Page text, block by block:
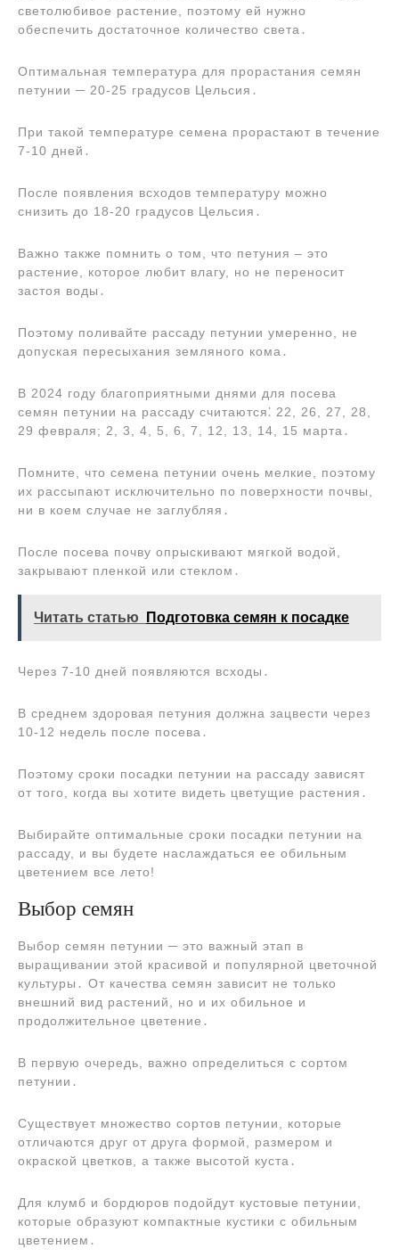
светолюбивое растение, поэтому ей нужно
обеспечить достаточное количество света․
Оптимальная температура для прорастания семян
петунии ─ 20-25 градусов Цельсия․
При такой температуре семена прорастают в течение
7-10 дней․
После появления всходов температуру можно
снизить до 18-20 градусов Цельсия․
Важно также помнить о том, что петуния ‒ это
растение, которое любит влагу, но не переносит
застоя воды․
Поэтому поливайте рассаду петунии умеренно, не
допуская пересыхания земляного кома․
В 2024 году благоприятными днями для посева
семян петунии на рассаду считаются⁚ 22, 26, 27, 28,
29 февраля; 2, 3, 4, 5, 6, 7, 12, 13, 14, 15 марта․
Помните, что семена петунии очень мелкие, поэтому
их рассыпают исключительно по поверхности почвы,
ни в коем случае не заглубляя․
После посева почву опрыскивают мягкой водой,
закрывают пленкой или стеклом․
Читать статью Подготовка семян к посадке
Через 7-10 дней появляются всходы․
В среднем здоровая петуния должна зацвести через
10-12 недель после посева․
Поэтому сроки посадки петунии на рассаду зависят
от того, когда вы хотите видеть цветущие растения․
Выбирайте оптимальные сроки посадки петунии на
рассаду, и вы будете наслаждаться ее обильным
цветением все лето!
Выбор семян
Выбор семян петунии ─ это важный этап в
выращивании этой красивой и популярной цветочной
культуры․ От качества семян зависит не только
внешний вид растений, но и их обильное и
продолжительное цветение․
В первую очередь, важно определиться с сортом
петунии․
Существует множество сортов петунии, которые
отличаются друг от друга формой, размером и
окраской цветков, а также высотой куста․
Для клумб и бордюров подойдут кустовые петунии,
которые образуют компактные кустики с обильным
цветением․